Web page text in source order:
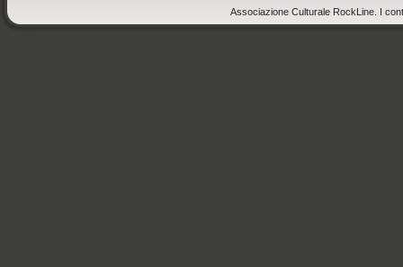
Associazione Culturale RockLine. I